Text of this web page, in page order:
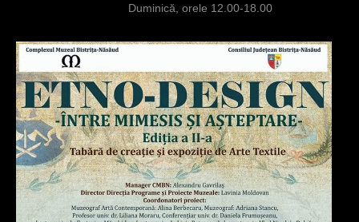
Duminică, orele 12.00-18.00